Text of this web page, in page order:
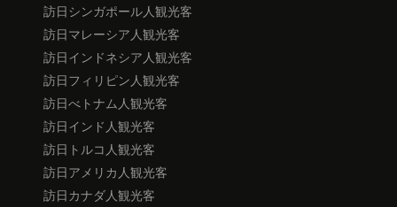
訪日シンガポール人観光客
訪日マレーシア人観光客
訪日インドネシア人観光客
訪日フィリピン人観光客
訪日べトナム人観光客
訪日インド人観光客
訪日トルコ人観光客
訪日アメリカ人観光客
訪日カナダ人観光客